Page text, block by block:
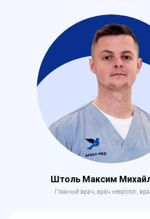
Штоль Максим
Главный врач, врач невролог,